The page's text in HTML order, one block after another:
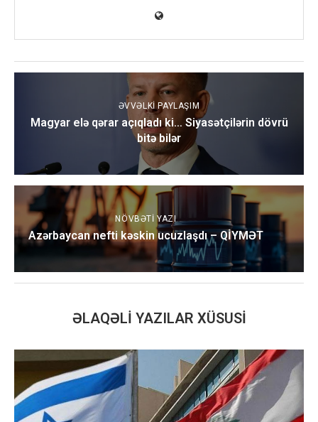
ƏVVƏLKI PAYLAŞIM
Magyar elə qərar açıqladı ki… Siyasətçilərin dövrü
bitə bilər
NÖVBƏTI YAZI
Azərbaycan nefti kəskin ucuzlaşdı – QİYMƏT
ƏLAQƏLI YAZILAR XÜSUSI